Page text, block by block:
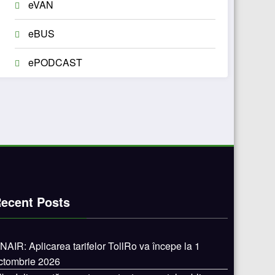
eVAN
eBUS
ePODCAST
Posts
Aplicarea tarifelor TollRo va începe la 1
2026